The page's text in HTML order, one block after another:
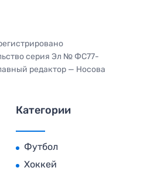
серия Эл № ФС77-
редактор — Носова
Категории
Футбол
Хоккей